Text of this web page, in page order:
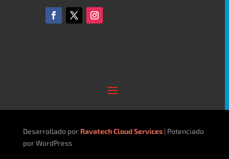
Desarrollado por Ravatech Cloud Services| Potenciado
por WordPress